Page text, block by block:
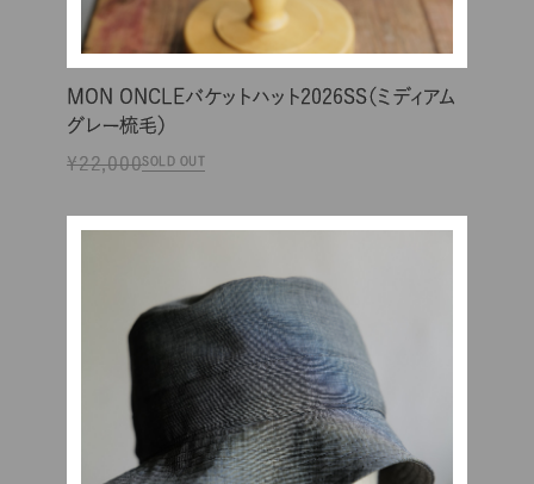
MON ONCLEバケットハット2026SS（ミディアム
グレー梳毛）
¥22,000SOLD OUT